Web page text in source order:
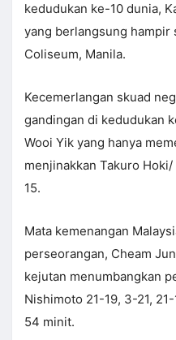
kedudukan ke-10 dunia,
yang berlangsung hampir
Coliseum, Manila.
Kecemerlangan skuad
gandingan di kedudukan
Wooi Yik yang hanya
menjinakkan Takuro
15.
Mata kemenangan
perseorangan, Cheam
kejutan menumbangkan
Nishimoto 21-19, 3-21,
54 minit.